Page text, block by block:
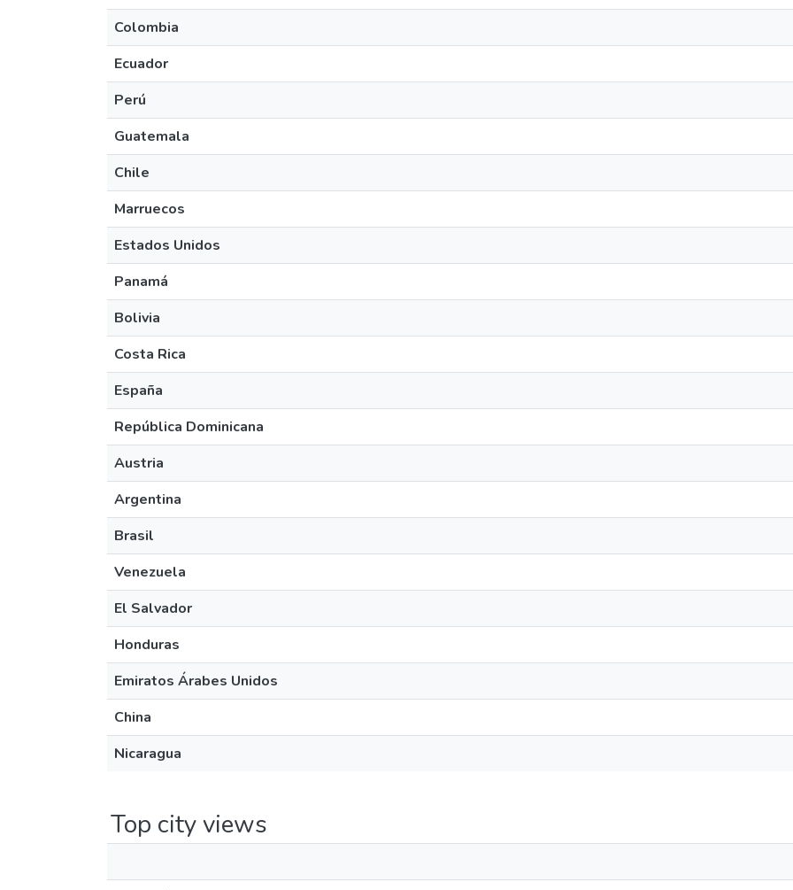
Colombia
Ecuador
Perú
Guatemala
Chile
Marruecos
Estados Unidos
Panamá
Bolivia
Costa Rica
España
República Dominicana
Austria
Argentina
Brasil
Venezuela
El Salvador
Honduras
Emiratos Árabes Unidos
China
Nicaragua
Top city views